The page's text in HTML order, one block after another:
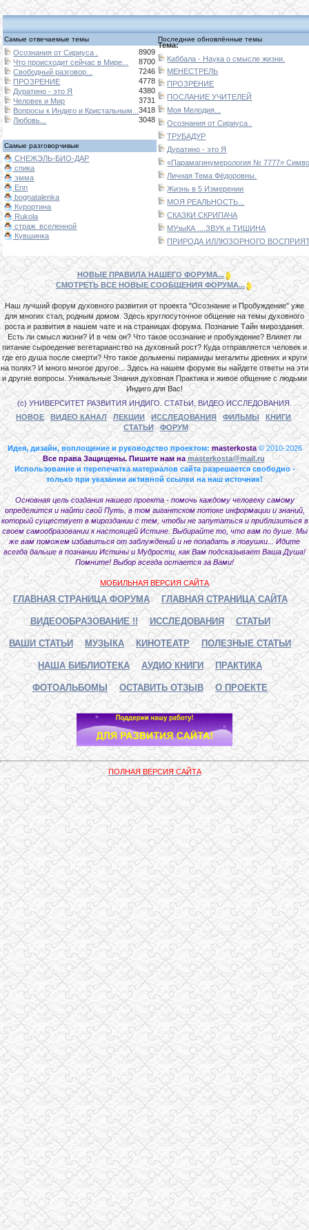
Самые отвечаемые темы Последние обновлённые темы
Осознания от Сириуса .
8909
Что происходит сейчас в Мире...
8700
Свободный разговор...
7246
ПРОЗРЕНИЕ
4778
Дуратино - это Я
4380
Человек и Мир
3731
Вопросы к Индиго и Кристальным...3418
Любовь...
3048
Тема:
Каббала - Наука о смысле жизни.
МЕНЕСТРЕЛЬ
ПРОЗРЕНИЕ
ПОСЛАНИЕ УЧИТЕЛЕЙ
Моя Мелодия...
Осознания от Сириуса .
ТРУБАДУР
Дуратино - это Я
«Парамагинумерология № 7777»
Личная Тема Фёдоровны.
Жизнь в 5 Измерении
МОЯ РЕАЛЬНОСТЬ...
СКАЗКИ СКРИПАЧА
МУзыКА ....ЗВУК и ТИШИНА
ПРИРОДА ИЛЛЮЗОРНОГО
Самые разговорчивые
СНЕЖЭЛЬ-БИО-ДАР
спика
эмма
Enn
bognatalenka
Курортина
Rukola
страж_вселенной
Кувшинка
НОВЫЕ ПРАВИЛА НАШЕГО ФОРУМА...
СМОТРЕТЬ ВСЕ НОВЫЕ СООБЩЕНИЯ ФОРУМА...
Наш лучший форум духовного развития от проекта "Осознание и Пробуждение" уже
для многих стал, родным домом. Здесь круглосуточное общение на темы духовного
роста и развития в нашем чате и на страницах форума. Познание Тайн мироздания.
Есть ли смысл жизни? И в чем он? Что такое осознание и пробуждение? Влияет ли
питание сыроедение вегетарианство на духовный рост? Куда отправляется человек и
где его душа после смерти? Что такое дольмены пирамиды мегалиты древних и круги
на полях? И много многое другое... Здесь на нашем форуме вы найдете ответы на эти
и другие вопросы. Уникальные Знания духовная Практика и живое общение с людьми
Индиго для Вас!
(с) УНИВЕРСИТЕТ РАЗВИТИЯ ИНДИГО. СТАТЬИ, ВИДЕО ИССЛЕДОВАНИЯ.
НОВОЕ
ВИДЕО КАНАЛ ЛЕКЦИИ ИССЛЕДОВАНИЯ ФИЛЬМЫ
КНИГИ
СТАТЬИ
ФОРУМ
Идея, дизайн, воплощение и руководство проектом: masterkosta © 2010-2026
Все права Защищены. Пишите нам на masterkosta@mail.ru
Использование и перепечатка материалов сайта разрешается свободно -
только при указании активной ссылки на наш источник!
Основная цель создания нашего проекта - помочь каждому человеку самому
определится и найти свой Путь, в том гигантском потоке информации и знаний,
который существует в мироздании с тем, чтобы не запутаться и приблизиться в
своем самообразовании к настоящей Истине. Выбирайте то, что вам по душе. Мы
же вам поможем избавиться от заблуждений и не попадать в ловушки... Идите
всегда дальше в познании Истины и Мудрости, как Вам подсказывает Ваша Душа!
Помните! Выбор всегда остается за Вами!
МОБИЛЬНАЯ ВЕРСИЯ САЙТА
ГЛАВНАЯ СТРАНИЦА ФОРУМА ГЛАВНАЯ СТРАНИЦА САЙТА
ВИДЕООБРАЗОВАНИЕ !! ИССЛЕДОВАНИЯ СТАТЬИ
ВАШИ СТАТЬИ МУЗЫКА КИНОТЕАТР ПОЛЕЗНЫЕ СТАТЬИ
НАША БИБЛИОТЕКА АУДИО КНИГИ ПРАКТИКА
ФОТОАЛЬБОМЫ ОСТАВИТЬ ОТЗЫВ О ПРОЕКТЕ
ПОЛНАЯ ВЕРСИЯ САЙТА